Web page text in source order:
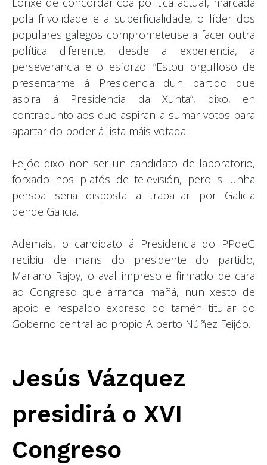
pola frivolidade e a superficialidade, o líder dos
populares galegos comprometeuse a facer outra
política diferente, desde a experiencia, a
perseverancia e o esforzo. “Estou orgulloso de
presentarme á Presidencia dun partido que
aspira á Presidencia da Xunta”, dixo, en
contrapunto aos que aspiran a sumar votos para
apartar do poder á lista máis votada.
Feijóo dixo non ser un candidato de laboratorio,
forxado nos platós de televisión, pero si unha
persoa seria disposta a traballar por Galicia
dende Galicia.
Ademais, o candidato á Presidencia do PPdeG
recibiu de mans do presidente do partido,
Mariano Rajoy, o aval impreso e firmado de cara
ao Congreso que arranca mañá, nun xesto de
apoio e respaldo expreso do tamén titular do
Goberno central ao propio Alberto Núñez Feijóo.
Jesús Vázquez
presidirá o XVI
Congreso